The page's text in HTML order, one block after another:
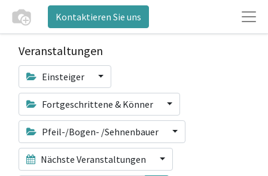
Kontaktieren Sie uns
Veranstaltungen
Einsteiger
Fortgeschrittene & Könner
Pfeil-/Bogen- /Sehnenbauer
Nächste Veranstaltungen